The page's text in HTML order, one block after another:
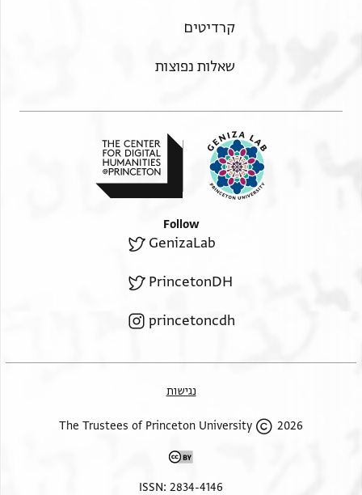
קרדיטים
שאלות נפוצות
Follow
GenizaLab
PrincetonDH
princetoncdh
נגישות
2026 The Trustees of Princeton University
ISSN: 2834-4146